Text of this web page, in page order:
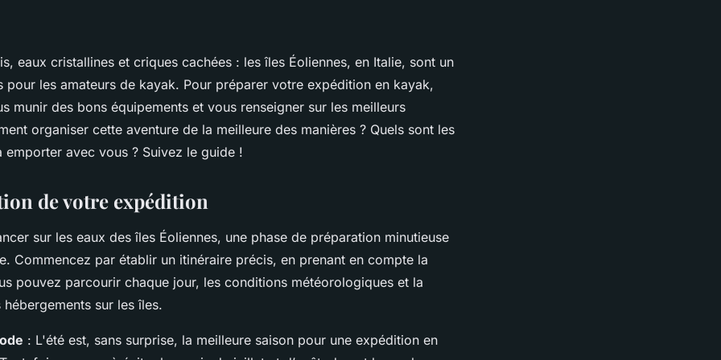
eaux cristallines et criques cachées : les îles Éoliennes, en Italie, sont un
pour les amateurs de kayak. Pour préparer votre expédition en kayak,
munir des bons équipements et vous renseigner sur les meilleurs
organiser cette aventure de la meilleure des manières ? Quels sont les
emporter avec vous ? Suivez le guide !
de votre expédition
sur les eaux des îles Éoliennes, une phase de préparation minutieuse
Commencez par établir un itinéraire précis, en prenant en compte la
pouvez parcourir chaque jour, les conditions météorologiques et la
sur les îles.
: L'été est, sans surprise, la meilleure saison pour une expédition en